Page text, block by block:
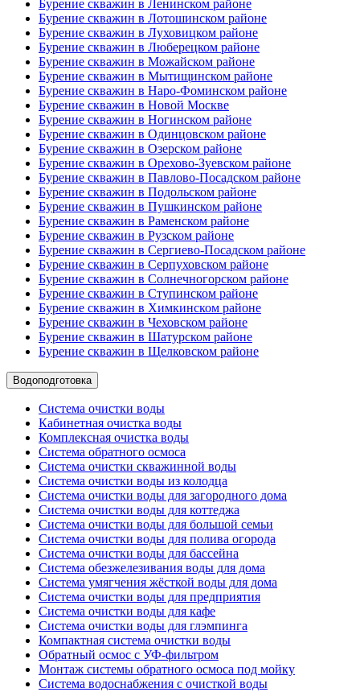
Бурение скважин в Ленинском районе
Бурение скважин в Лотошинском районе
Бурение скважин в Луховицком районе
Бурение скважин в Люберецком районе
Бурение скважин в Можайском районе
Бурение скважин в Мытищинском районе
Бурение скважин в Наро-Фоминском районе
Бурение скважин в Новой Москве
Бурение скважин в Ногинском районе
Бурение скважин в Одинцовском районе
Бурение скважин в Озерском районе
Бурение скважин в Орехово-Зуевском районе
Бурение скважин в Павлово-Посадском районе
Бурение скважин в Подольском районе
Бурение скважин в Пушкинском районе
Бурение скважин в Раменском районе
Бурение скважин в Рузском районе
Бурение скважин в Сергиево-Посадском районе
Бурение скважин в Серпуховском районе
Бурение скважин в Солнечногорском районе
Бурение скважин в Ступинском районе
Бурение скважин в Химкинском районе
Бурение скважин в Чеховском районе
Бурение скважин в Шатурском районе
Бурение скважин в Щелковском районе
Водоподготовка
Система очистки воды
Кабинетная очистка воды
Комплексная очистка воды
Система обратного осмоса
Система очистки скважинной воды
Система очистки воды из колодца
Система очистки воды для загородного дома
Система очистки воды для коттеджа
Система очистки воды для большой семьи
Система очистки воды для полива огорода
Система очистки воды для бассейна
Система обезжелезивания воды для дома
Система умягчения жёсткой воды для дома
Система очистки воды для предприятия
Система очистки воды для кафе
Система очистки воды для глэмпинга
Компактная система очистки воды
Обратный осмос c УФ-фильтром
Монтаж системы обратного осмоса под мойку
Система водоснабжения с очисткой воды